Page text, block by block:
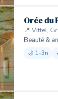
Orée du
📍 Vittel,
Beauté &
🌙 1-3n